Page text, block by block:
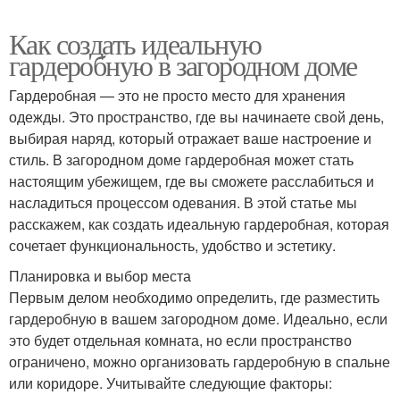
Как создать идеальную
гардеробную в загородном доме
Гардеробная — это не просто место для хранения
одежды. Это пространство, где вы начинаете свой день,
выбирая наряд, который отражает ваше настроение и
стиль. В загородном доме гардеробная может стать
настоящим убежищем, где вы сможете расслабиться и
насладиться процессом одевания. В этой статье мы
расскажем, как создать идеальную гардеробная, которая
сочетает функциональность, удобство и эстетику.
Планировка и выбор места
Первым делом необходимо определить, где разместить
гардеробную в вашем загородном доме. Идеально, если
это будет отдельная комната, но если пространство
ограничено, можно организовать гардеробную в спальне
или коридоре. Учитывайте следующие факторы: